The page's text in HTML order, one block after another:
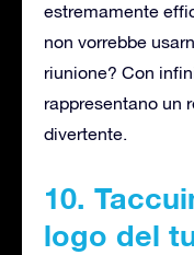
estremamente
non vorrebbe
riunione? Con
rappresentano un
divertente.
10.
logo del